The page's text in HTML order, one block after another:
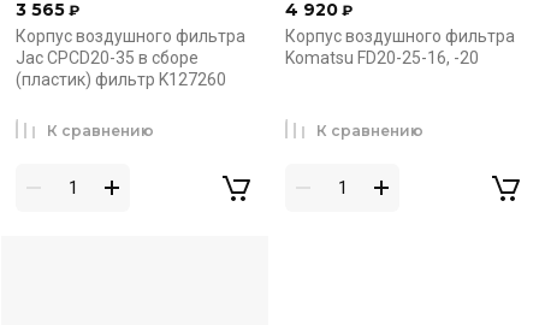
3 565 ₽
Корпус воздушного фильтра
Jac CPCD20-35 в сборе
(пластик) фильтр K127260
К сравнению
4 920 ₽
Корпус воздушного фильтра
Komatsu FD20-25-16, -20
К сравнению